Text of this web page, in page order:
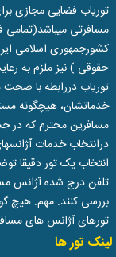
توریاب فضایی مجازی
مسافرتی میباشد(تمامی
کشورجمهوری اسلامی
حقوقی ) نیز ملزم به
توریاب دررابطه با
خدماتشان، هیچگونه
مسافرین محترم که در
درانتخاب خدمات
انتخاب یک تور دقیقا
تلفن درج شده آژانس
بررسی کنند. مهم: هیچ
تورهای آژانس های
لینک تور ها